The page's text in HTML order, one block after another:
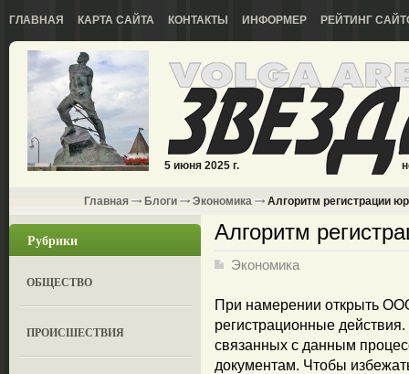
ГЛАВНАЯ КАРТА САЙТА КОНТАКТЫ ИНФОРМЕР РЕЙТИНГ
5 июня 2025 г.
Главная Блоги Экономика Алгоритм регистрации
Рубрики
ОБЩЕСТВО
ПРОИСШЕСТВИЯ
Алгоритм
Экономика
При намерении открыть
регистрационные
связанных с данным
документам. Чтобы